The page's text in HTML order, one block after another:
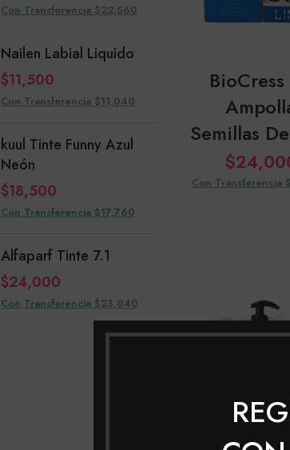
Con Transferencia $22,560
Nailen Labial Liquido
$11,500
Con Transferencia $11,040
kuul Tinte Funny Azul
Neón
$18,500
Con Transferencia $17,760
Alfaparf Tinte 7.1
$24,000
Con Transferencia $23,040
Semillas
$
Con Transferencia